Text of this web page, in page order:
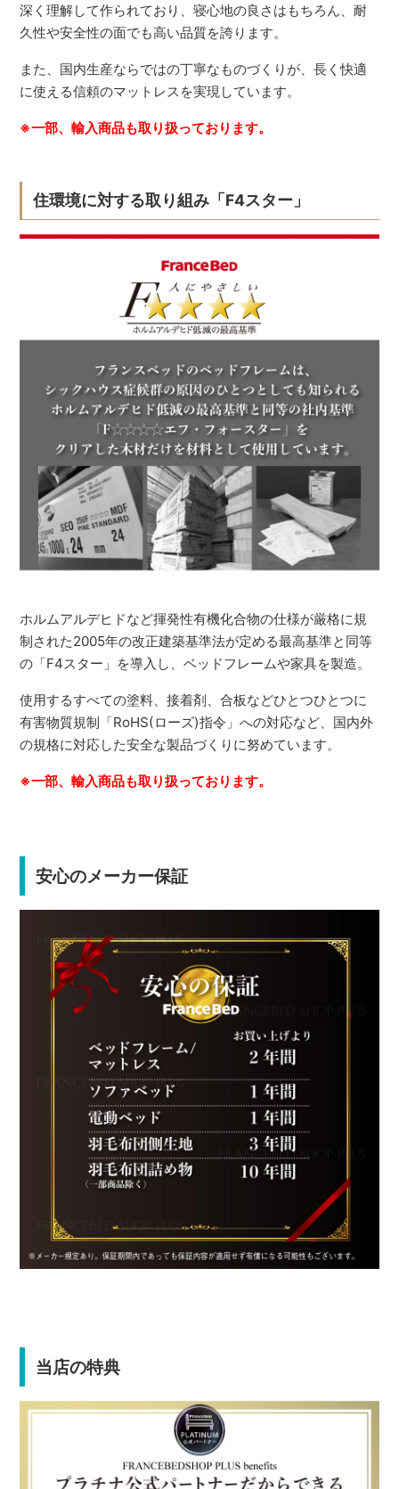
深く理解して作られており、寝心地の良さはもちろん、耐
久性や安全性の面でも高い品質を誇ります。
また、国内生産ならではの丁寧なものづくりが、長く快適
に使える信頼のマットレスを実現しています。
※一部、輸入商品も取り扱っております。
住環境に対する取り組み「F4スター」
ホルムアルデヒドなど揮発性有機化合物の仕様が厳格に規
制された2005年の改正建築基準法が定める最高基準と同等
の「F4スター」を導入し、ベッドフレームや家具を製造。
使用するすべての塗料、接着剤、合板などひとつひとつに
有害物質規制「RoHS(ローズ)指令」への対応など、国内外
の規格に対応した安全な製品づくりに努めています。
※一部、輸入商品も取り扱っております。
安心のメーカー保証
当店の特典